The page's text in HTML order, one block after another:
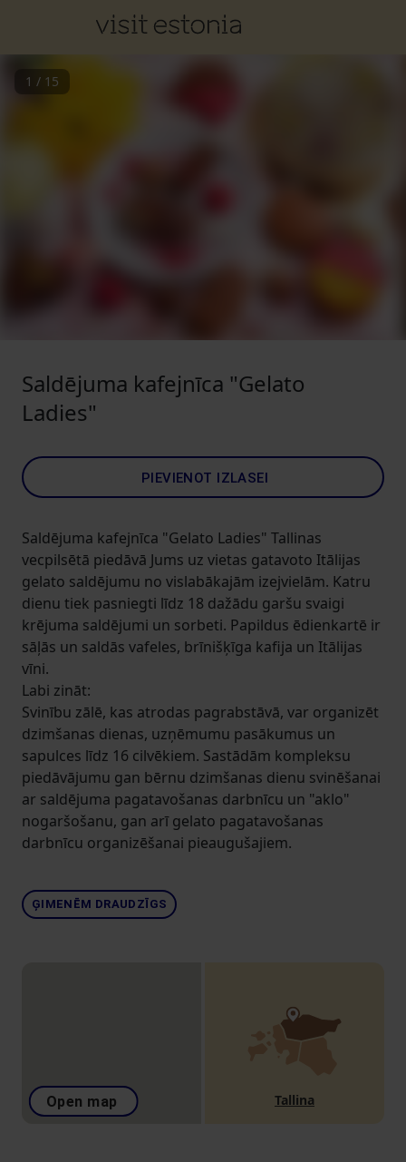
1 / 15
Saldējuma kafejnīca "Gelato
Ladies"
PIEVIENOT IZLASEI
Saldējuma kafejnīca "Gelato Ladies" Tallinas
vecpilsētā piedāvā Jums uz vietas gatavoto Itālijas
gelato saldējumu no vislabākajām izejvielām. Katru
dienu tiek pasniegti līdz 18 dažādu garšu svaigi
krējuma saldējumi un sorbeti. Papildus ēdienkartē ir
sāļās un saldās vafeles, brīnišķīga kafija un Itālijas
vīni.
Labi zināt:
Svinību zālē, kas atrodas pagrabstāvā, var organizēt
dzimšanas dienas, uzņēmumu pasākumus un
sapulces līdz 16 cilvēkiem. Sastādām kompleksu
piedāvājumu gan bērnu dzimšanas dienu svinēšanai
ar saldējuma pagatavošanas darbnīcu un "aklo"
nogaršošanu, gan arī gelato pagatavošanas
darbnīcu organizēšanai pieaugušajiem.
ĢIMENĒM DRAUDZĪGS
Open map Tallina